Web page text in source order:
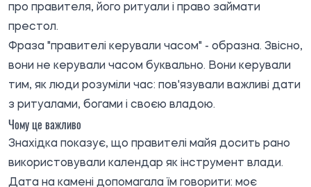
про правителя, його ритуали і право займати
престол.
Фраза "правителі керували часом" - образна. Звісно,
вони не керували часом буквально. Вони керували
тим, як люди розуміли час: пов'язували важливі дати
з ритуалами, богами і своєю владою.
Чому це важливо
Знахідка показує, що правителі майя досить рано
використовували календар як інструмент влади.
Дата на камені допомагала їм говорити: моє